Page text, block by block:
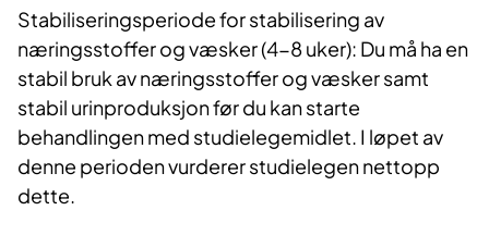
Stabiliseringsperiode for stabilisering av
næringsstoffer og væsker (4-8 uker): Du må ha en
stabil bruk av næringsstoffer og væsker samt
stabil urinproduksjon før du kan starte
behandlingen med studielegemidlet. I løpet av
denne perioden vurderer studielegen nettopp
dette.